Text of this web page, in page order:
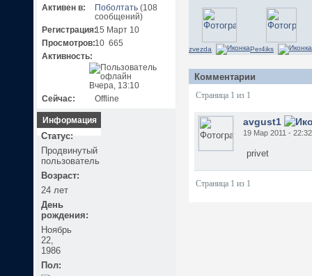
Активен в:
Поболтать(108
сообщений)
Регистрация:15 Март 10
Просмотров:10 665
Активность:
Вчера, 13:10
Сейчас:
Offline
Информация
Статус:
Продвинутый
пользователь
Возраст:
24 лет
День
рождения:
Ноябрь
22,
1986
Пол:
zvezda Per4iks
Комментарии
Страница 1 из 1
avgust1
19 Мар 2011 - 22:32
privet
Страница 1 из 1